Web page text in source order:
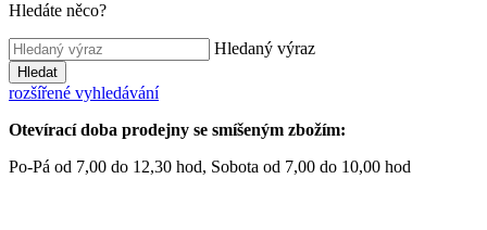
Hledáte něco?
Hledaný výraz
Hledat
rozšířené vyhledávání
Otevírací doba prodejny se smíšeným zbožím:
Po-Pá od 7,00 do 12,30 hod, Sobota od 7,00 do 10,00 hod